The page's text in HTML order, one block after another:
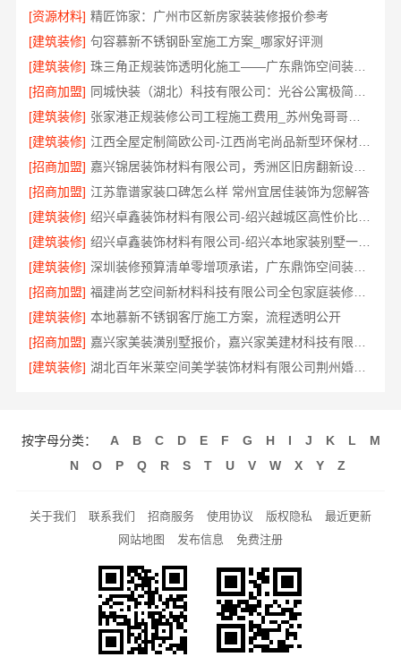
[资源材料] 精匠饰家：广州市区新房家装装修报价参考
[建筑装修] 句容慕新不锈钢卧室施工方案_哪家好评测
[建筑装修]
珠三角正规装饰透明化施工——广东鼎饰空间装饰工程有限公司
[招商加盟]
[建筑装修]
张家港正规装修公司工程施工费用_苏州兔哥哥智装新材料有限公司
[建筑装修]
江西全屋定制简欧公司-江西尚宅尚品新型环保材料有限公司
[招商加盟]
嘉兴锦居装饰材料有限公司，秀洲区旧房翻新设计师口碑
[招商加盟] 江苏靠谱家装口碑怎么样 常州宜居佳装饰为您解答
[建筑装修]
[建筑装修]
绍兴卓鑫装饰材料有限公司-绍兴本地家装别墅一站式全包服务
[建筑装修]
深圳装修预算清单零增项承诺，广东鼎饰空间装饰工程有限公司靠谱
[招商加盟]
福建尚艺空间新材料科技有限公司全包家庭装修口碑优选报价明细
[建筑装修] 本地慕新不锈钢客厅施工方案，流程透明公开
[招商加盟]
[建筑装修]
湖北百年米莱空间美学装饰材料有限公司荆州婚房装修
按字母分类： A B C D E F G H I J K L
M
N
O P Q R S T U V W X Y Z
关于我们 联系我们 招商服务 使用协议 版权隐私
最近更新
网站地图
发布信息 免费注册